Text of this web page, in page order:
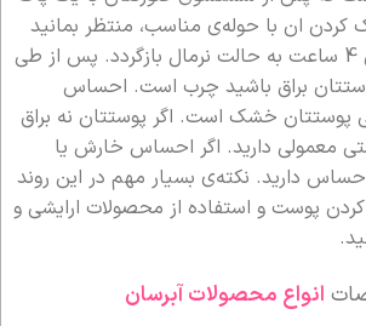
ان با حوله‌ی مناسب، منتظر بمانید
تا پوست بعد از 2 الی 4 ساعت به حالت نرمال بازگردد. پس از طی
براق باشید چرب است. احساس
پوستتان خشک است. اگر پوستتان نه براق
معمولی دارید. اگر احساس خارش یا
دارید. نکته‌ی بسیار مهم در این روند
پوست و استفاده از محصولات ارایشی و
انواع محصولات آبرسان